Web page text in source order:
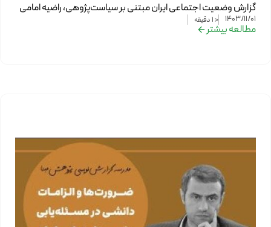
گزارش وضعیت اجتماعی ایران مبتنی بر سیاست‌پژوهی، راضیه امامی
1403/11/01
< 1 دقیقه
مطالعه بیشتر